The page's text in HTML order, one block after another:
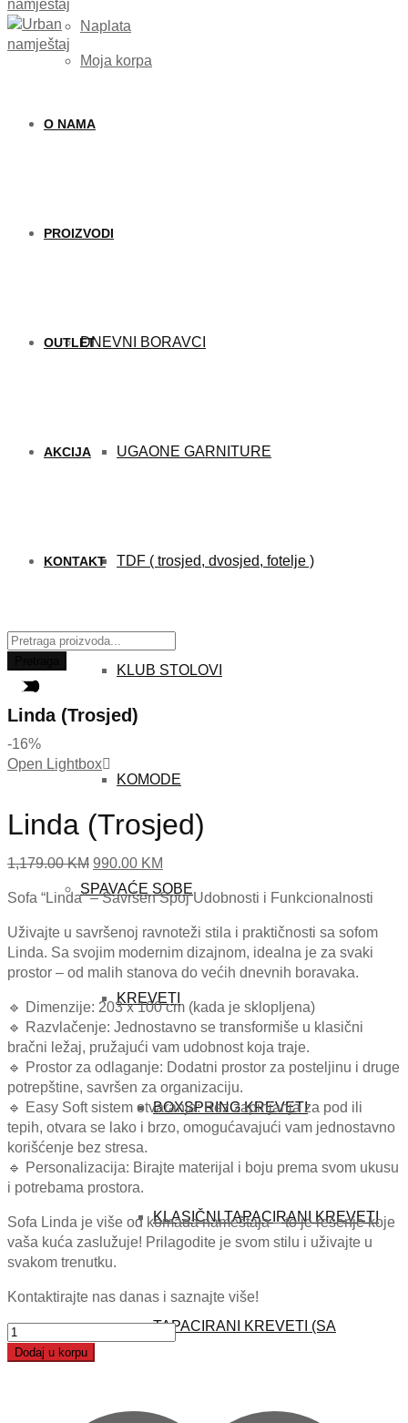
Naplata
Moja korpa
O NAMA
PROIZVODI
DNEVNI BORAVCI
UGAONE GARNITURE
TDF ( trosjed, dvosjed, fotelje )
KLUB STOLOVI
KOMODE
SPAVAĆE SOBE
KREVETI
BOXSPRING KREVETI
KLASIČNI TAPACIRANI KREVETI
TAPACIRANI KREVETI (SA
OUTLET
AKCIJA
KONTAKT
Traži:
Linda (Trosjed)
-16%
Open Lightbox
Linda (Trosjed)
1,179.00KM Original
price
was:
1,179.00 KM.
990.00 KM
price
is:
990.00 KM.
Sofa “Linda” – Savršen Spoj Udobnosti i Funkcionalnosti
Uživajte u savršenoj ravnoteži stila i praktičnosti sa sofom
Linda. Sa svojim modernim dizajnom, idealna je za svaki
prostor – od malih stanova do većih dnevnih boravaka.
🔹 Dimenzije: 203 x 100 cm (kada je sklopljena)
🔹 Razvlačenje: Jednostavno se transformiše u klasični
bračni ležaj, pružajući vam udobnost koja traje.
🔹 Prostor za odlaganje: Dodatni prostor za posteljinu i druge
potrepštine, savršen za organizaciju.
🔹 Easy Soft sistem otvaranja: Bez zapinjanja za pod ili
tepih, otvara se lako i brzo, omogućavajući vam jednostavno
korišćenje bez stresa.
🔹 Personalizacija: Birajte materijal i boju prema svom ukusu
i potrebama prostora.
Sofa Linda je više od komada nameštaja – to je rešenje koje
vaša kuća zaslužuje! Prilagodite je svom stilu i uživajte u
svakom trenutku.
Kontaktirajte nas danas i saznajte više!
Linda
(Trosjed)
Dodaj u korpu